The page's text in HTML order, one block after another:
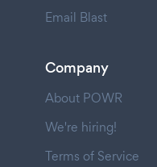
Email Blast
Company
About POWR
We're hiring!
Terms of Service